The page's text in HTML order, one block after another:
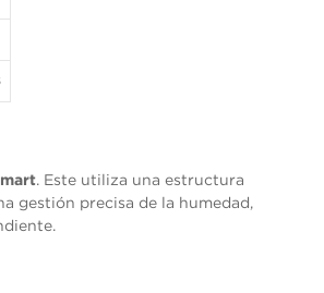
. Este utiliza una estructura
gestión precisa de la humedad,